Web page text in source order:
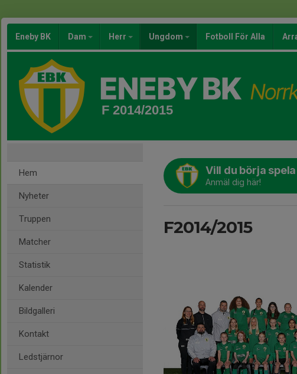
Eneby BK Dam Herr Ungdom Fotboll För Alla
F 2014/2015
Hem
Nyheter
Truppen
Matcher
Statistik
Kalender
Bildgalleri
Kontakt
Ledstjärnor
Vill du börja
Anmäl dig här!
F2014/2015